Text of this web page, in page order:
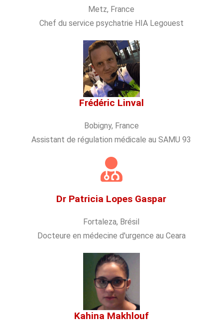
Metz, France
Chef du service psychatrie HIA Legouest
Frédéric Linval
Bobigny, France
Assistant de régulation médicale au SAMU 93
Dr Patricia Lopes Gaspar
Fortaleza, Brésil
Docteure en médecine d'urgence au Ceara
Kahina Makhlouf